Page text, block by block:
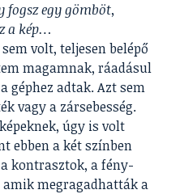
fogsz egy gömböt,
a kép…
volt, teljesen belépő
magamnak, ráadásul
géphez adtak. Azt sem
vagy a zársebesség.
úgy is volt
ebben a két színben
kontrasztok, a fény-
megragadhatták a